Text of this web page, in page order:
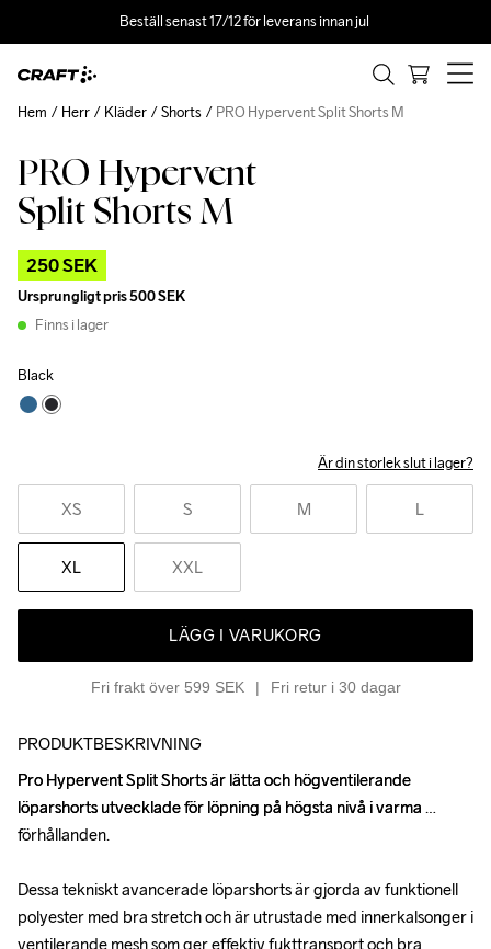
Beställ senast 17/12 för leverans innan jul
PRO Hypervent
Split Shorts M
250 SEK
Ursprungligt pris500 SEK
Finns i lager
Black
Är din storlek slut i lager?
XS S M L
XL XXL
LÄGG I VARUKORG
Fri frakt över 599 SEK Fri retur i 30 dagar
Hem Herr Kläder Shorts PRO Hypervent Split Shorts M
Outlet
PRODUKTBESKRIVNING
Pro Hypervent Split Shorts är lätta och högventilerande
löparshorts utvecklade för löpning på högsta nivå i varma
förhållanden.
Dessa tekniskt avancerade löparshorts är gjorda av funktionell
polyester med bra stretch och är utrustade med innerkalsonger i
ventilerande mesh som ger effektiv fukttransport och bra
Pro Hypervent Split Shorts är lätta och högventilerande
löparshorts utvecklade för löpning på högsta nivå i varma
förhållanden.
Dessa tekniskt avancerade löparshorts är gjorda av funktionell
polyester med bra stretch och är utrustade med innerkalsonger i
ventilerande mesh som ger effektiv fukttransport och bra